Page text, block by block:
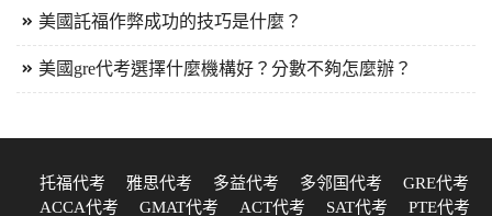
美國託福作弊成功的技巧是什麼？
美國gre代考選擇什麼機構好？分數不夠怎麼辦？
托福代考 雅思代考 多益代考 多邻国代考
GRE代考
ACCA代考
GMAT代考 ACT代考 SAT代考
PTE代考